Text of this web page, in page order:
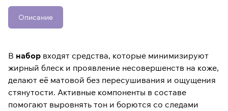
выровнять тон и борются со
следами постакне.
Описание
В набор входят средства, которые минимизируют
жирный блеск и проявление несовершенств на коже,
делают её матовой без пересушивания и ощущения
стянутости. Активные компоненты в составе
помогают выровнять тон и борются со следами